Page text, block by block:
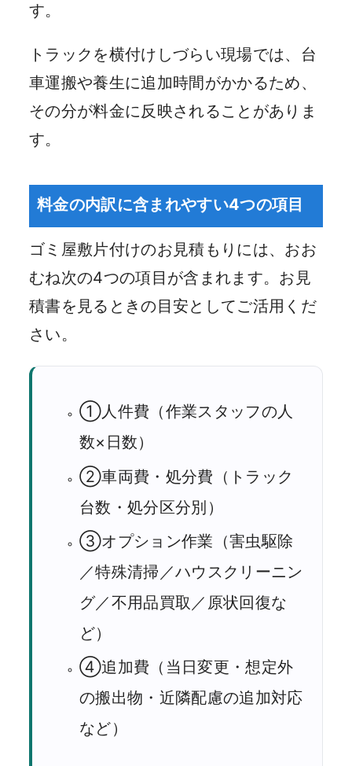
す。
トラックを横付けしづらい現場では、台
車運搬や養生に追加時間がかかるため、
その分が料金に反映されることがありま
す。
料金の内訳に含まれやすい4つの項目
ゴミ屋敷片付けのお見積もりには、おお
むね次の4つの項目が含まれます。お見
積書を見るときの目安としてご活用くだ
さい。
①人件費（作業スタッフの人
数×日数）
②車両費・処分費（トラック
台数・処分区分別）
③オプション作業（害虫駆除
／特殊清掃／ハウスクリーニン
グ／不用品買取／原状回復な
ど）
④追加費（当日変更・想定外
の搬出物・近隣配慮の追加対応
など）